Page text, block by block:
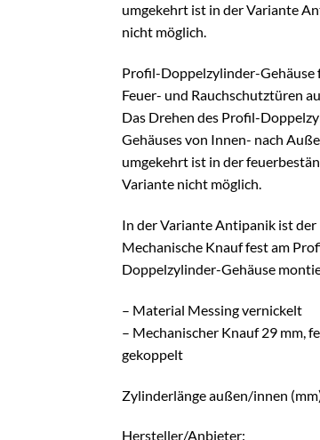
umgekehrt ist in der Variante
nicht möglich.
Profil-Doppelzylinder-Gehäuse
Feuer- und Rauchschutztüren
Das Drehen des Profil-
Gehäuses von Innen- nach
umgekehrt ist in der
Variante nicht möglich.
In der Variante Antipanik ist der
Mechanische Knauf fest am
Doppelzylinder-Gehäuse
– Material Messing vernickelt
– Mechanischer Knauf 29 mm,
gekoppelt
Zylinderlänge außen/innen
Hersteller/Anbieter: